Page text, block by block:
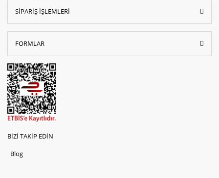
SİPARİŞ İŞLEMLERİ
FORMLAR
BİZİ TAKİP EDİN
Blog